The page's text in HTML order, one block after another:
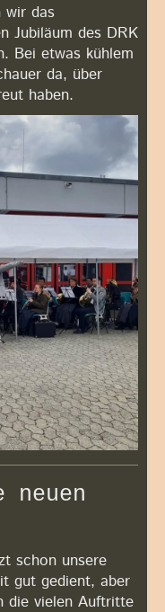
wir das
Jubiläum des DRK
Bei etwas kühlem
da, über
haben.
schon unsere
gut gedient, aber
die vielen Auftritte